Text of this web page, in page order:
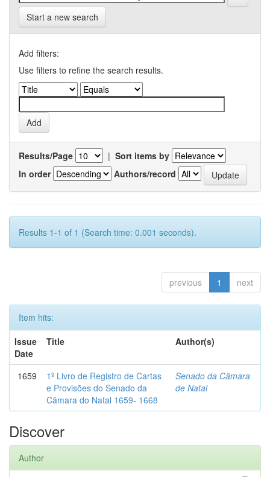
Start a new search
Add filters:
Use filters to refine the search results.
Results/Page | Sort items by
In order
Authors/record
Results 1-1 of 1 (Search time: 0.001 seconds).
previous 1 next
Item hits:
Issue
Date
Title Author(s)
1659
1º Livro de Registro de Cartas
e Provisões do Senado da
Câmara do Natal 1659- 1668
Senado da Câmara
de Natal
Discover
Author